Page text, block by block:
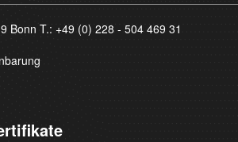
Bonn T.: +49 (0) 228 - 504 469 31